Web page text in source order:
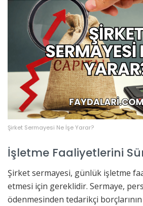
Şirket Sermayesi Ne İşe Yarar?
İşletme Faaliyetlerini
Şirket sermayesi, günlük işletme
etmesi için gereklidir. Sermaye,
ödenmesinden tedarikçi borçlarının